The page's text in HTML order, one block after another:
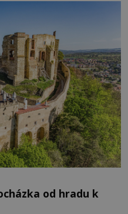
od hradu k